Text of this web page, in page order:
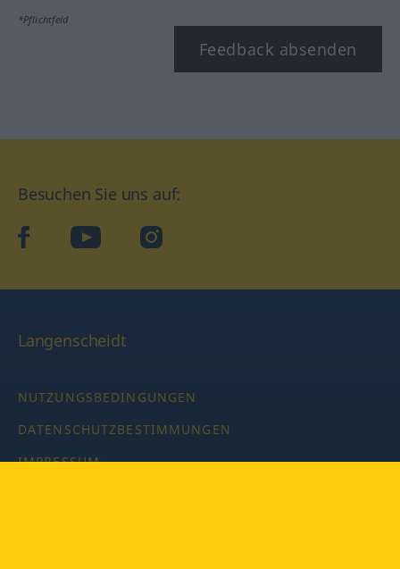
*Pflichtfeld
Feedback absenden
Besuchen Sie uns auf:
facebookYouTube Instagram
Langenscheidt
NUTZUNGSBEDINGUNGEN
DATENSCHUTZBESTIMMUNGEN
IMPRESSUM